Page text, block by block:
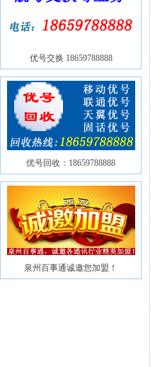
优号交换 18659788888
优号回收：18659788888
泉州百事通诚邀您加盟！